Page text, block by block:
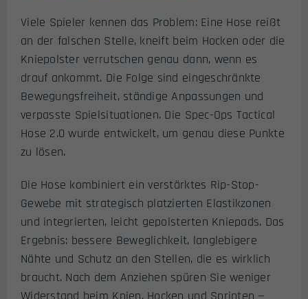
Viele Spieler kennen das Problem: Eine Hose reißt
an der falschen Stelle, kneift beim Hocken oder die
Kniepolster verrutschen genau dann, wenn es
drauf ankommt. Die Folge sind eingeschränkte
Bewegungsfreiheit, ständige Anpassungen und
verpasste Spielsituationen. Die Spec-Ops Tactical
Hose 2.0 wurde entwickelt, um genau diese Punkte
zu lösen.
Die Hose kombiniert ein verstärktes Rip-Stop-
Gewebe mit strategisch platzierten Elastikzonen
und integrierten, leicht gepolsterten Kniepads. Das
Ergebnis: bessere Beweglichkeit, langlebigere
Nähte und Schutz an den Stellen, die es wirklich
braucht. Nach dem Anziehen spüren Sie weniger